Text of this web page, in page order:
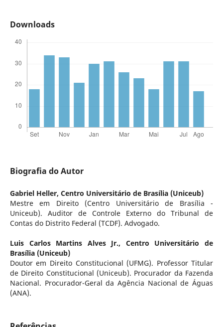
Downloads
Biografia do Autor
Gabriel Heller, Centro Universitário de Brasília (Uniceub)
Mestre em Direito (Centro Universitário de Brasília -
Uniceub). Auditor de Controle Externo do Tribunal de
Contas do Distrito Federal (TCDF). Advogado.
Luis Carlos Martins Alves Jr., Centro Universitário de
Brasília (Uniceub)
Doutor em Direito Constitucional (UFMG). Professor Titular
de Direito Constitucional (Uniceub). Procurador da Fazenda
Nacional. Procurador-Geral da Agência Nacional de Águas
(ANA).